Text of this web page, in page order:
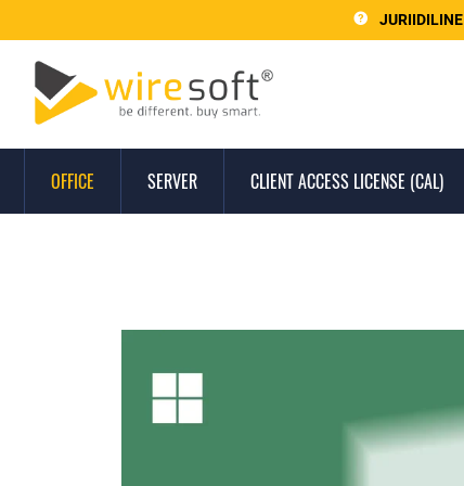
JURIIDILINE
OFFICE SERVER CLIENT ACCESS LICENSE (CAL)